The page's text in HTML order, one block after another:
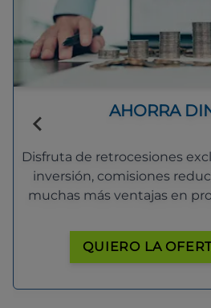
AHORRA
Disfruta de retrocesiones
inversión, comisiones
muchas más ventajas en
QUIERO LA